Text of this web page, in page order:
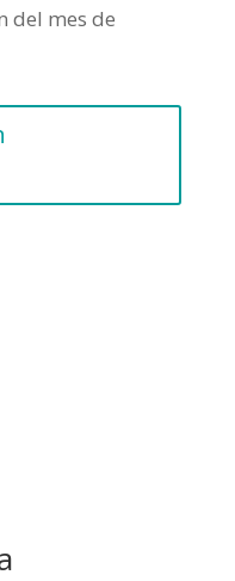
del mes de